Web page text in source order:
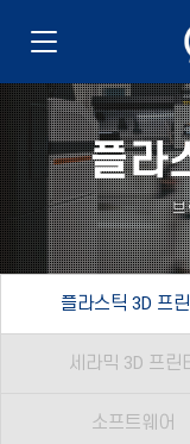
플라
브
플라스틱 3D 프
세라믹 3D 프린
소프트웨어